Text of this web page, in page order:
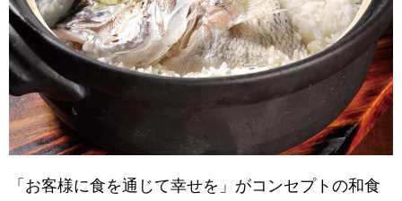
「お客様に食を通じて幸せを」がコンセプトの和食